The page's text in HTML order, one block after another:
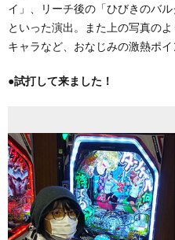
イ」、リーチ後の「ひびきのバ
といった演出。また上の写真の
キャラなど、おなじみの激熱ポイ
●試打して来ました！